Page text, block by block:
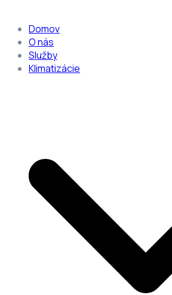
Domov
O nás
Služby
Klimatizácie